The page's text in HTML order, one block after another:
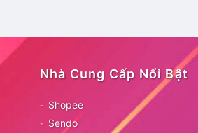
Nhà Cung Cấp Nổi Bật
Shopee
Sendo